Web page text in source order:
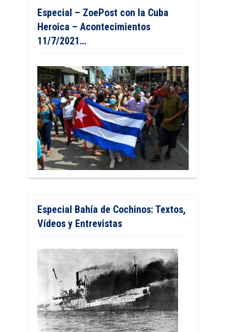
Especial – ZoePost con la Cuba
Heroica – Acontecimientos
11/7/2021…
Especial Bahía de Cochinos: Textos,
Vídeos y Entrevistas